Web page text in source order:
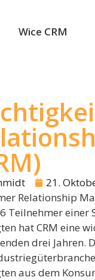
Wice CRM
21.
Relationship
Teilnehmer einer
hat CRM eine
drei Jahren.
aus dem